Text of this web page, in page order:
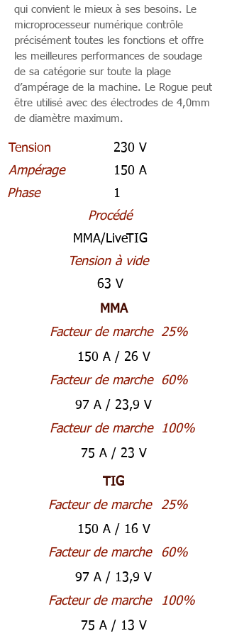
qui convient le mieux à ses besoins. Le
microprocesseur numérique contrôle
précisément toutes les fonctions et offre
les meilleures performances de soudage
de sa catégorie sur toute la plage
d’ampérage de la machine. Le Rogue peut
être utilisé avec des électrodes de 4,0mm
de diamètre maximum.
Tension
230 V
Ampérage
150 A
Phase
1
Procédé
MMA/LiveTIG
Tension à vide
63 V
MMA
Facteur de marche
25%
150 A / 26 V
Facteur de marche
60%
97 A / 23,9 V
Facteur de marche
100%
75 A / 23 V
TIG
Facteur de marche
25%
150 A / 16 V
Facteur de marche
60%
97 A / 13,9 V
Facteur de marche
100%
75 A / 13 V